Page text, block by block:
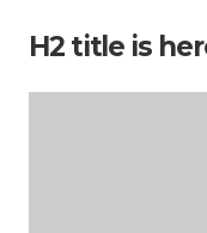
H2 title is